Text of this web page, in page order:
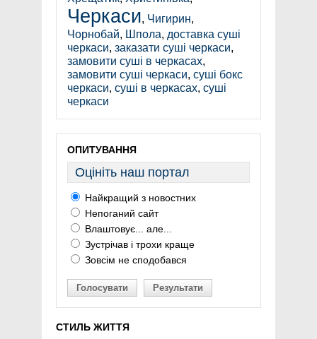
Черкаси, Чигирин,
Чорнобай, Шпола, доставка суші
черкаси, заказати суші черкаси,
замовити суші в черкасах,
замовити суші черкаси, суші бокс
черкаси, суші в черкасах, суші
черкаси
ОПИТУВАННЯ
Оцініть наш портал
Найкращий з новостних
Непоганий сайт
Влаштовує... але...
Зустрічав і трохи краще
Зовсім не сподобався
Голосувати Результати
СТИЛЬ ЖИТТЯ